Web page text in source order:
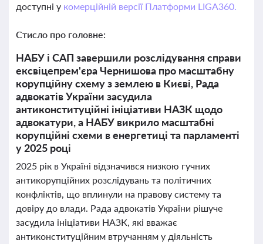
доступні у комерційній версії Платформи LIGA360.
Стисло про головне:
НАБУ і САП завершили розслідування справи
ексвіцепрем'єра Чернишова про масштабну
корупційну схему з землею в Києві, Рада
адвокатів України засудила
антиконституційні ініціативи НАЗК щодо
адвокатури, а НАБУ викрило масштабні
корупційні схеми в енергетиці та парламенті
у 2025 році
2025 рік в Україні відзначився низкою гучних
антикорупційних розслідувань та політичних
конфліктів, що вплинули на правову систему та
довіру до влади. Рада адвокатів України рішуче
засудила ініціативи НАЗК, які вважає
антиконституційним втручанням у діяльність